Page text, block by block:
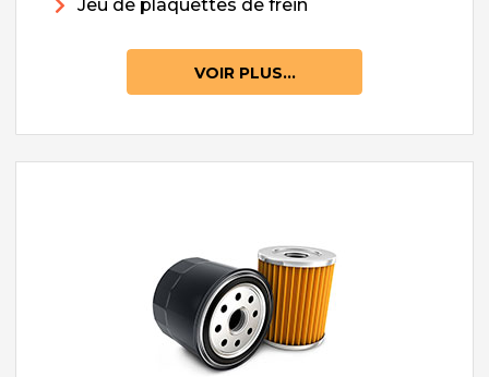
Jeu de plaquettes de frein
VOIR PLUS...